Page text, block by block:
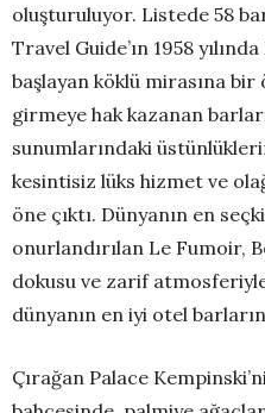
oluşturuluyor. Listede 58
Travel Guide’ın 1958
başlayan köklü mirasına
girmeye hak kazanan
sunumlarındaki
kesintisiz lüks hizmet ve
öne çıktı. Dünyanın en
onurlandırılan Le Fumoir,
dokusu ve zarif
dünyanın en iyi otel
Çırağan Palace